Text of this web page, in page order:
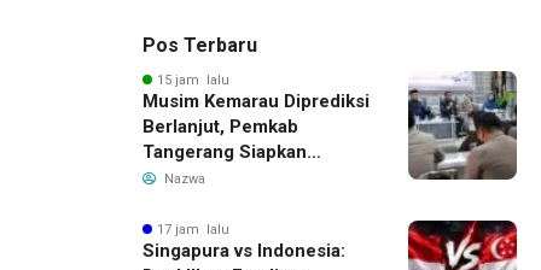
Pos Terbaru
15 jam lalu
Musim Kemarau Diprediksi
Berlanjut, Pemkab
Tangerang Siapkan
Langkah Antisipasi Krisis
Nazwa
17 jam lalu
Singapura vs Indonesia: